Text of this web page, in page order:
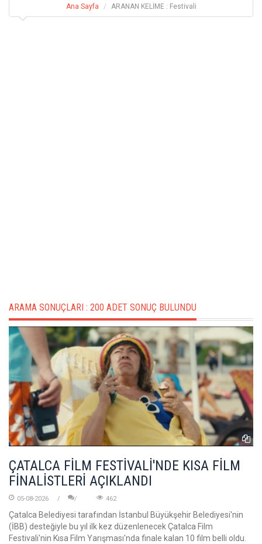
Ana Sayfa ARANAN KELİME : Festivali
ARAMA SONUÇLARI : 200 ADET SONUÇ BULUNDU
ÇATALCA FİLM FESTİVALİ'NDE KISA FİLM
FİNALİSTLERİ AÇIKLANDI
05-08-2026 462
Çatalca Belediyesi tarafından İstanbul Büyükşehir Belediyesi'nin
(İBB) desteğiyle bu yıl ilk kez düzenlenecek Çatalca Film
Festivali'nin Kısa Film Yarışması'nda finale kalan 10 film belli oldu.